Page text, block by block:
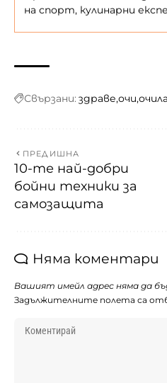
на спорт, кулинарни
Свързани: здраве очи очила
ПРЕДИШНА
10-те най-добри
бойни техники за
самозащита
Няма коментари
Вашият имейл адрес няма да
Задължителните полета са